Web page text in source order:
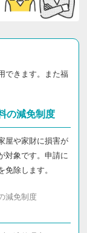
できます。また福
の減免制度
屋や家財に損害が
対象です。申請に
除します。
減免制度